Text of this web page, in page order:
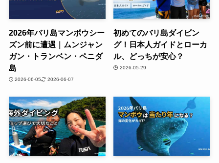
2026年バリ島マンボウシー
ズン前に遭遇｜ムンジャン
ガン・トランベン・ペニダ
島
2026-06-05 2026-06-07
初めてのバリ島ダイビン
グ！日本人ガイドとローカ
ル、どっちが安心？
2026-05-29